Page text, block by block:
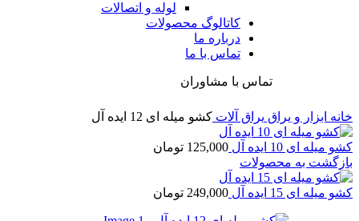
لوله و اتصالات
کاتالوگ محصولات
درباره ما
تماس با ما
تماس با مشاوران
خانه ابزار و یراق یراق آلات کشو میله ای 12 ایده آل
کشو میله ای 10 ایده آل 125,000 تومان
بازگشت به محصولات
کشو میله ای 15 ایده آل 249,000 تومان